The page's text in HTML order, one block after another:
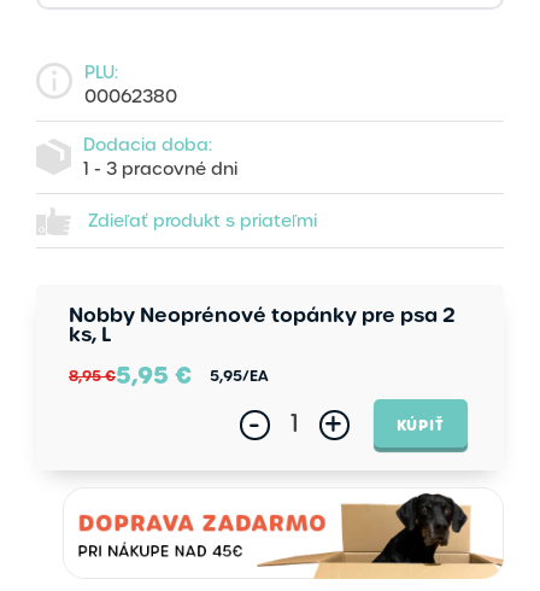
PLU:
00062380
Dodacia doba:
1 - 3 pracovné dni
Zdieľať produkt s priateľmi
Nobby Neoprénové topánky pre psa 2
ks, L
8,95 €5,95 € 5,95/EA
- + KÚPIŤ